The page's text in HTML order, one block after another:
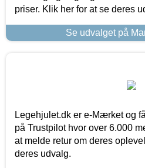
priser. Klik her for at se deres
Se udvalget på
Legehjulet.dk er e-Mærket og
på Trustpilot hvor over 6.000
at melde retur om deres
deres udvalg.